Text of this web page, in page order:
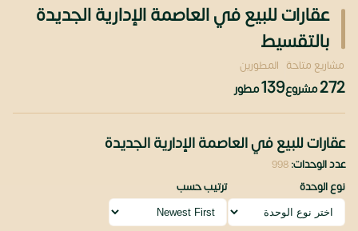
عقارات للبيع في العاصمة الإدارية الجديدة
بالتقسيط
مشاريع متاحة
272مشروع
المطورين
139مطور
عقارات للبيع في العاصمة الإدارية الجديدة
عدد الوحدات:998
نوع الوحدة
ترتيب حسب